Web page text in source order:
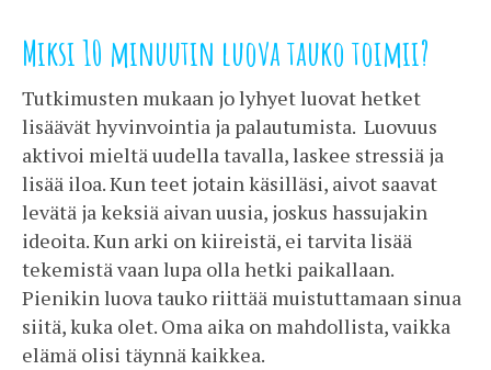
Miksi 10 minuutin luova tauko toimii?
Tutkimusten mukaan jo lyhyet luovat hetket
lisäävät hyvinvointia ja palautumista. Luovuus
aktivoi mieltä uudella tavalla, laskee stressiä ja
lisää iloa. Kun teet jotain käsilläsi, aivot saavat
levätä ja keksiä aivan uusia, joskus hassujakin
ideoita. Kun arki on kiireistä, ei tarvita lisää
tekemistä vaan lupa olla hetki paikallaan.
Pienikin luova tauko riittää muistuttamaan sinua
siitä, kuka olet. Oma aika on mahdollista, vaikka
elämä olisi täynnä kaikkea.